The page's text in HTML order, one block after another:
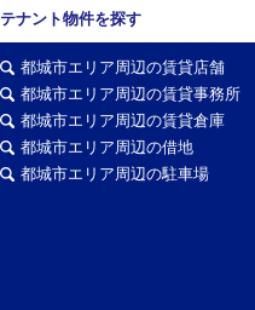
テナント物件を探す
都城市エリア周辺の賃貸店舗
都城市エリア周辺の賃貸事務所
都城市エリア周辺の賃貸倉庫
都城市エリア周辺の借地
都城市エリア周辺の駐車場